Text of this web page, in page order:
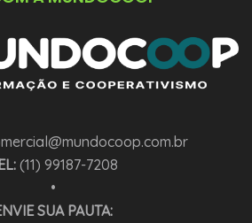
(11) 99187-7208
•
SUA PAUTA: